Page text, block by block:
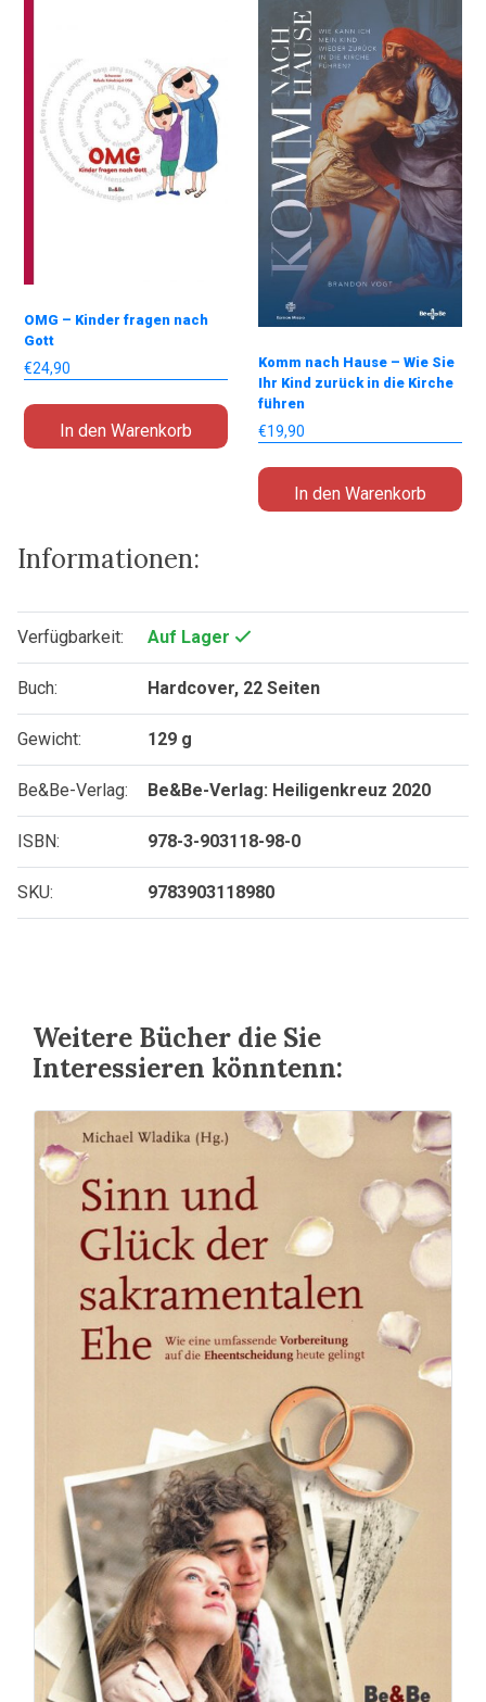
OMG – Kinder fragen nach
Gott
€24,90
In den Warenkorb
Komm nach Hause – Wie Sie
Ihr Kind zurück in die Kirche
führen
€19,90
In den Warenkorb
Informationen:
Verfügbarkeit: Auf Lager
Buch: Hardcover, 22 Seiten
Gewicht: 129 g
Be&Be-Verlag: Be&Be-Verlag: Heiligenkreuz 2020
ISBN: 978-3-903118-98-0
SKU: 9783903118980
Weitere Bücher die Sie
Interessieren könntenn: